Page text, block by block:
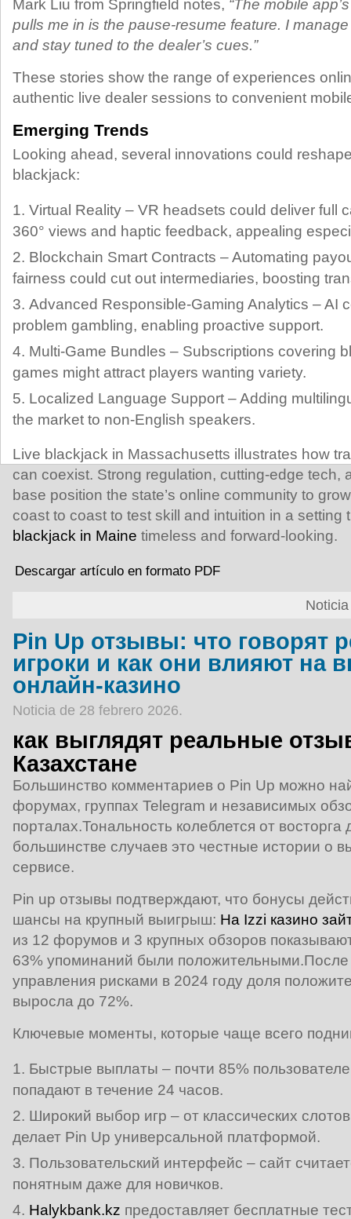
Mark Liu from Springfield notes, “The mobile
pulls me in is the pause‑resume feature. I
and stay tuned to the dealer’s cues.”
These stories show the range of experiences
authentic live dealer sessions to convenient
Emerging Trends
Looking ahead, several innovations could
blackjack:
Virtual Reality – VR headsets could deliver full
360° views and haptic feedback, appealing
Blockchain Smart Contracts – Automating
fairness could cut out intermediaries, boosting
Advanced Responsible‑Gaming Analytics – AI
problem gambling, enabling proactive support.
Multi‑Game Bundles – Subscriptions covering
games might attract players wanting variety.
Localized Language Support – Adding
the market to non‑English speakers.
Live blackjack in Massachusetts illustrates how
can coexist. Strong regulation, cutting‑edge tech,
base position the state’s online community to
coast to coast to test skill and intuition in a setting
blackjack in Maine timeless and forward‑looking.
Descargar artículo en formato PDF
Pin Up отзывы: что говорят
игроки и как они влияют на
онлайн‑казино
Noticia de 28 febrero 2026.
как выглядят реальные
Казахстане
Большинство комментариев о Pin Up можно
форумах, группах Telegram и независимых
порталах.Тональность колеблется от восторга
большинстве случаев это честные истории о
сервисе.
Pin up отзывы подтверждают, что бонусы
шансы на крупный выигрыш: На Izzi казино
из 12 форумов и 3 крупных обзоров
63% упоминаний были
управления рисками в 2024 году доля
выросла до 72%.
Ключевые моменты, которые чаще всего
Быстрые выплаты – почти 85%
попадают в течение 24 часов.
Широкий выбор игр – от классических
делает Pin Up универсальной платформой.
Пользовательский интерфейс – сайт
понятным даже для новичков.
Halykbank.kz предоставляет бесплатные